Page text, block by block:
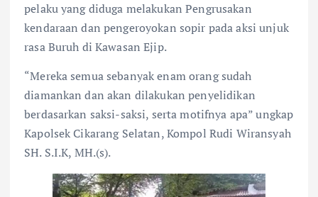
pelaku yang diduga melakukan Pengrusakan
kendaraan dan pengeroyokan sopir pada aksi unjuk
rasa Buruh di Kawasan Ejip.
“Mereka semua sebanyak enam orang sudah
diamankan dan akan dilakukan penyelidikan
berdasarkan saksi-saksi, serta motifnya apa” ungkap
Kapolsek Cikarang Selatan, Kompol Rudi Wiransyah
SH. S.I.K, MH.(s).